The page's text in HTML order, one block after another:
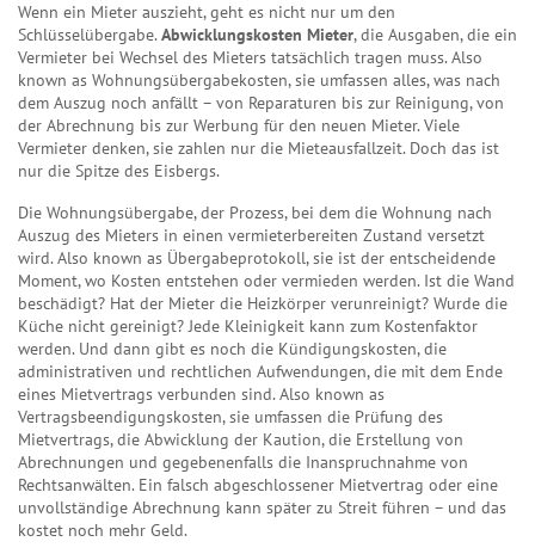
Wenn ein Mieter auszieht, geht es nicht nur um den
Schlüsselübergabe. Abwicklungskosten Mieter,die Ausgaben, die ein
Vermieter bei Wechsel des Mieters tatsächlich tragen muss. Also
known as Wohnungsübergabekosten, sie umfassen alles, was nach
dem Auszug noch anfällt – von Reparaturen bis zur Reinigung, von
der Abrechnung bis zur Werbung für den neuen Mieter. Viele
Vermieter denken, sie zahlen nur die Mieteausfallzeit. Doch das ist
nur die Spitze des Eisbergs.
Die Wohnungsübergabe,der Prozess, bei dem die Wohnung nach
Auszug des Mieters in einen vermieterbereiten Zustand versetzt
wird. Also known as Übergabeprotokoll, sie ist der entscheidende
Moment, wo Kosten entstehen oder vermieden werden. Ist die Wand
beschädigt? Hat der Mieter die Heizkörper verunreinigt? Wurde die
Küche nicht gereinigt? Jede Kleinigkeit kann zum Kostenfaktor
werden. Und dann gibt es noch die Kündigungskosten,die
administrativen und rechtlichen Aufwendungen, die mit dem Ende
eines Mietvertrags verbunden sind. Also known as
Vertragsbeendigungskosten, sie umfassen die Prüfung des
Mietvertrags, die Abwicklung der Kaution, die Erstellung von
Abrechnungen und gegebenenfalls die Inanspruchnahme von
Rechtsanwälten. Ein falsch abgeschlossener Mietvertrag oder eine
unvollständige Abrechnung kann später zu Streit führen – und das
kostet noch mehr Geld.